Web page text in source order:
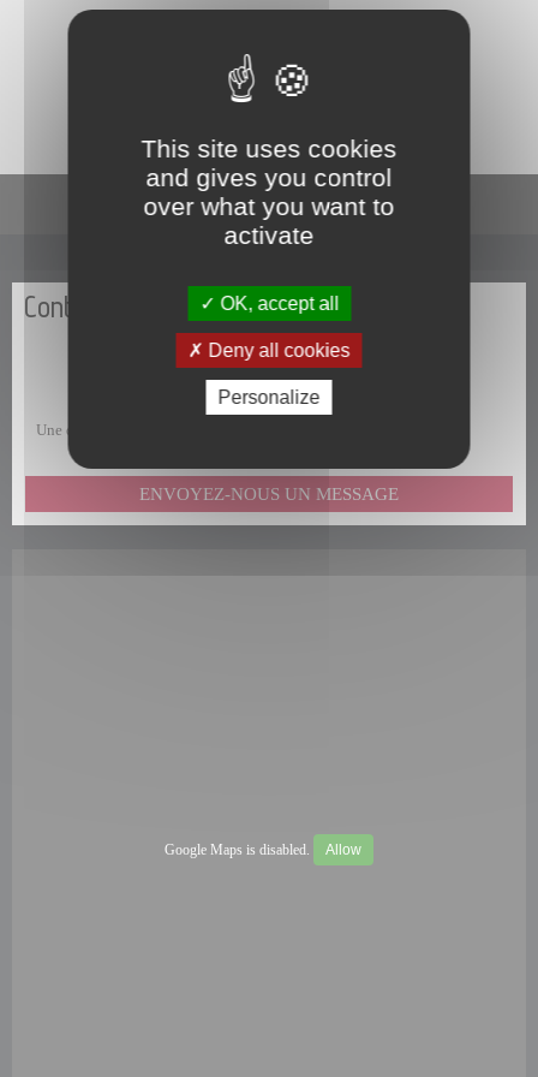
répondre à votre demande d’information. Pour en savoir plus sur la
gestion de vos données personnelles et pour exercer vos droits,
Politique de confidentialité.
En un clic
Contactez-nous
Une question, une remarque, une suggestion, un commentaire ?
ENVOYEZ-NOUS UN MESSAGE
Google Maps is disabled. Allow
This site uses cookies
and gives you control
over what you want to
activate
OK, accept all
Deny all cookies
Personalize